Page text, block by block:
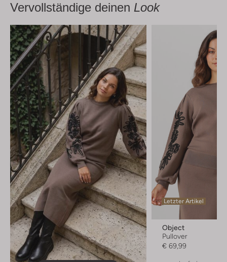
Vervollständige deinen Look
Letzter Artikel
Object
Pullover
€ 69,99